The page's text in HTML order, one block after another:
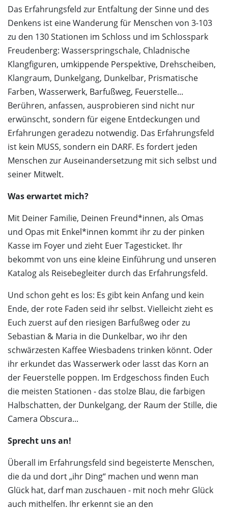
Naturkita LA LE LU
Stellenangebote
Presse
Spenden
Schloss-Podcast
Das Erfahrungsfeld zur Entfaltung der Sinne und des
Denkens ist eine Wanderung für Menschen von 3-103
zu den 130 Stationen im Schloss und im Schlosspark
Freudenberg: Wasserspringschale, Chladnische
Klangfiguren, umkippende Perspektive, Drehscheiben,
Klangraum, Dunkelgang, Dunkelbar, Prismatische
Farben, Wasserwerk, Barfußweg, Feuerstelle...
Berühren, anfassen, ausprobieren sind nicht nur
erwünscht, sondern für eigene Entdeckungen und
Erfahrungen geradezu notwendig. Das Erfahrungsfeld
ist kein MUSS, sondern ein DARF. Es fordert jeden
Menschen zur Auseinandersetzung mit sich selbst und
seiner Mitwelt.
Was erwartet mich?
Mit Deiner Familie, Deinen Freund*innen, als Omas
und Opas mit Enkel*innen kommt ihr zu der pinken
Kasse im Foyer und zieht Euer Tagesticket. Ihr
bekommt von uns eine kleine Einführung und unseren
Katalog als Reisebegleiter durch das Erfahrungsfeld.
Und schon geht es los: Es gibt kein Anfang und kein
Ende, der rote Faden seid ihr selbst. Vielleicht zieht es
Euch zuerst auf den riesigen Barfußweg oder zu
Sebastian & Maria in die Dunkelbar, wo ihr den
schwärzesten Kaffee Wiesbadens trinken könnt. Oder
ihr erkundet das Wasserwerk oder lasst das Korn an
der Feuerstelle poppen. Im Erdgeschoss finden Euch
die meisten Stationen - das stolze Blau, die farbigen
Halbschatten, der Dunkelgang, der Raum der Stille, die
Camera Obscura...
Sprecht uns an!
Überall im Erfahrungsfeld sind begeisterte Menschen,
die da und dort „ihr Ding“ machen und wenn man
Glück hat, darf man zuschauen - mit noch mehr Glück
auch mithelfen. Ihr erkennt sie an den